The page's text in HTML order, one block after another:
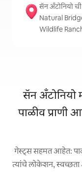
सॅन अँटोनियो
Natural
Wildlife
सॅन अँटोनियो
पाळीव प्राणी
गेस्ट्स सहमत आहेत:
त्यांचे लोकेशन, स्वच्छता